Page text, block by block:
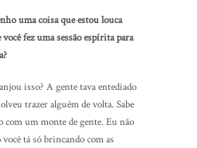
uma coisa que estou louca
fez uma sessão espírita para
isso? A gente tava entediado
trazer alguém de volta. Sabe
com um monte de gente. Eu não
tá só brincando com as